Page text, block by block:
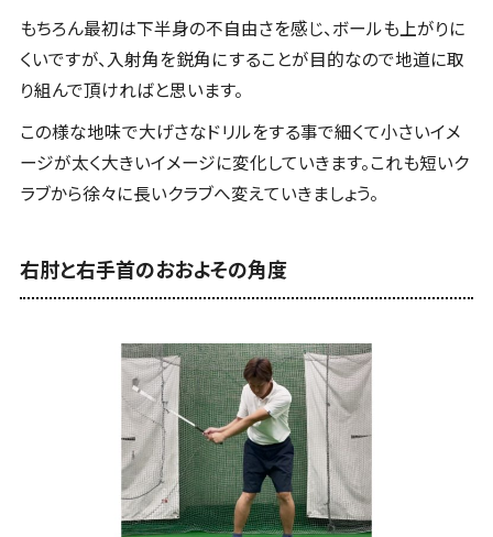
もちろん最初は下半身の不自由さを感じ、ボールも上がりに
くいですが、入射角を鋭角にすることが目的なので地道に取
り組んで頂ければと思います。
この様な地味で大げさなドリルをする事で細くて小さいイメ
ージが太く大きいイメージに変化していきます。これも短いク
ラブから徐々に長いクラブへ変えていきましょう。
右肘と右手首のおおよその角度